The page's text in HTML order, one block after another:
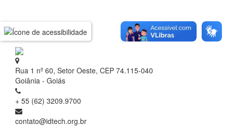
Rua 1 nº 60, Setor Oeste, CEP 74.115-040
Goiânia - Goiás
+ 55 (62) 3209.9700
contato@idtech.org.br